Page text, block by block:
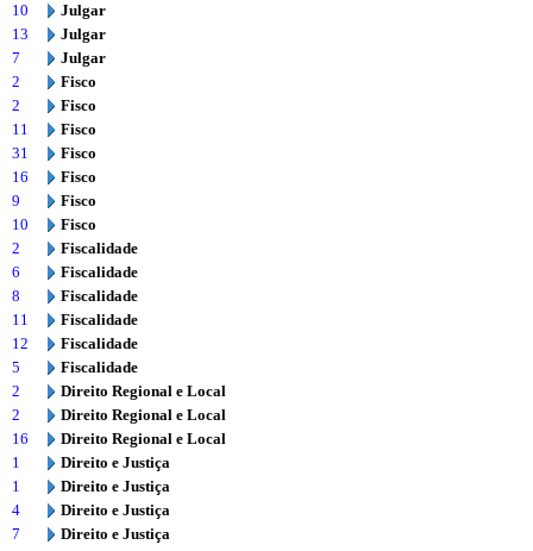
10
Julgar
13
Julgar
7
Julgar
2
Fisco
2
Fisco
11
Fisco
31
Fisco
16
Fisco
9
Fisco
10
Fisco
2
Fiscalidade
6
Fiscalidade
8
Fiscalidade
11
Fiscalidade
12
Fiscalidade
5
Fiscalidade
2
Direito Regional e Local
2
Direito Regional e Local
16
Direito Regional e Local
1
Direito e Justiça
1
Direito e Justiça
4
Direito e Justiça
7
Direito e Justiça